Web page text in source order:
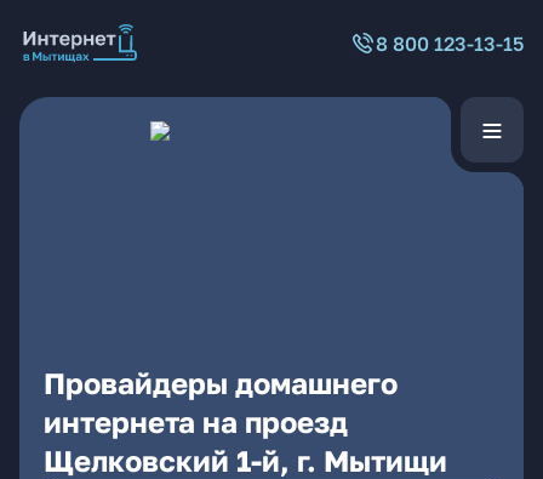
8 800 123-13-15
Провайдеры домашнего
интернета на проезд
Щелковский 1-й, г. Мытищи